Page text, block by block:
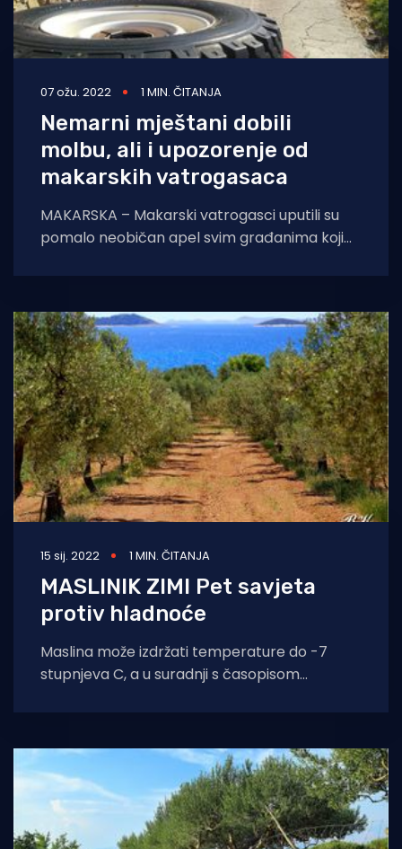
07 ožu. 2022 1 MIN. ČITANJA
Nemarni mještani dobili
molbu, ali i upozorenje od
makarskih vatrogasaca
MAKARSKA – Makarski vatrogasci uputili su
pomalo neobičan apel svim građanima koji
Facebook stranici objavili
15 sij. 2022 1 MIN. ČITANJA
MASLINIK ZIMI Pet savjeta
protiv hladnoće
Maslina može izdržati temperature do -7
stupnjeva C, a u suradnji s časopisom
joj